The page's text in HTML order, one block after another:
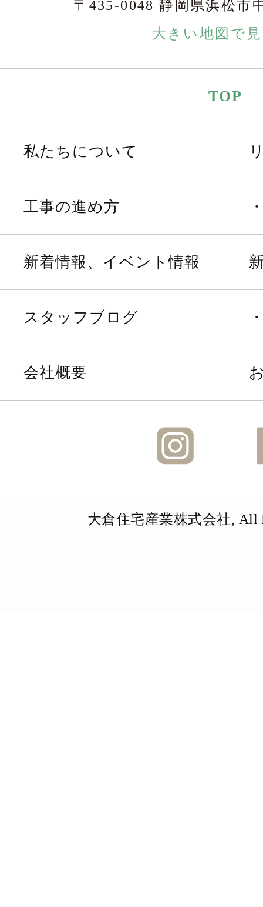
〒435-0048 静岡県浜松市
大きい地図で
TOP
私たちについて
工事の進め方
新着情報、イベント情報
スタッフブログ
会社概要
大倉住宅産業株式会社, All